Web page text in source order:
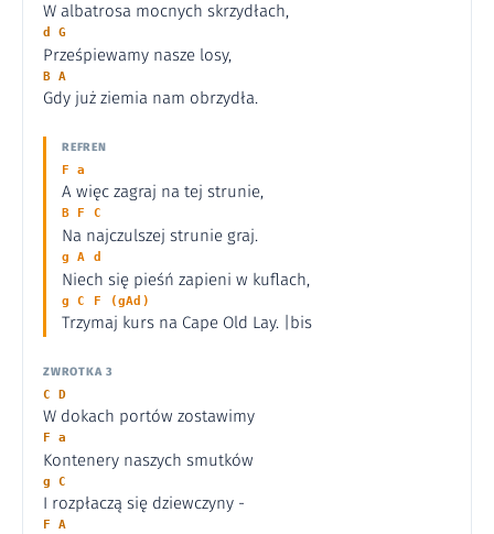
W albatrosa mocnych skrzydłach,
d G
Prześpiewamy nasze losy,
B A
Gdy już ziemia nam obrzydła.
REFREN
F a
A więc zagraj na tej strunie,
B F C
Na najczulszej strunie graj.
g A d
Niech się pieśń zapieni w kuflach,
g C F (gAd)
Trzymaj kurs na Cape Old Lay. |bis
ZWROTKA 3
C D
W dokach portów zostawimy
F a
Kontenery naszych smutków
g C
I rozpłaczą się dziewczyny -
F A